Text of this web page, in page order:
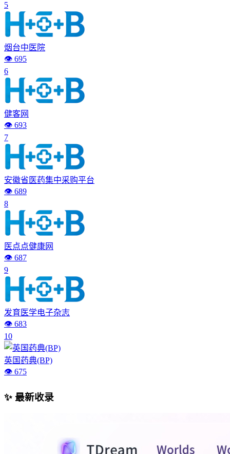
5
烟台中医院
👁️ 695
6
健客网
👁️ 693
7
安徽省医药集中采购平台
👁️ 689
8
医点点健康网
👁️ 687
9
发育医学电子杂志
👁️ 683
10
英国药典(BP)
👁️ 675
✨ 最新收录